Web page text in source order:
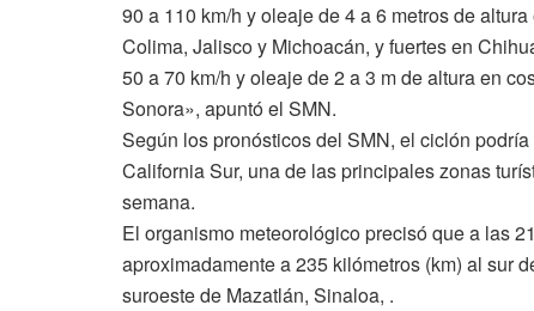
90 a 110 km/h y oleaje de 4 a 6 metros de
Colima, Jalisco y Michoacán, y fuertes en
50 a 70 km/h y oleaje de 2 a 3 m de altura en
Sonora», apuntó el SMN.
Según los pronósticos del SMN, el ciclón
California Sur, una de las principales zonas
semana.
El organismo meteorológico precisó que a las
aproximadamente a 235 kilómetros (km) al sur
suroeste de Mazatlán, Sinaloa, .